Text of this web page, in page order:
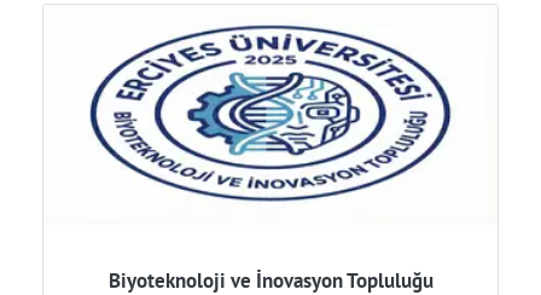
Biyoteknoloji ve İnovasyon Topluluğu